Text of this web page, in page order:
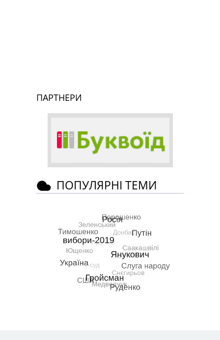
ПАРТНЕРИ
ПОПУЛЯРНІ ТЕМИ